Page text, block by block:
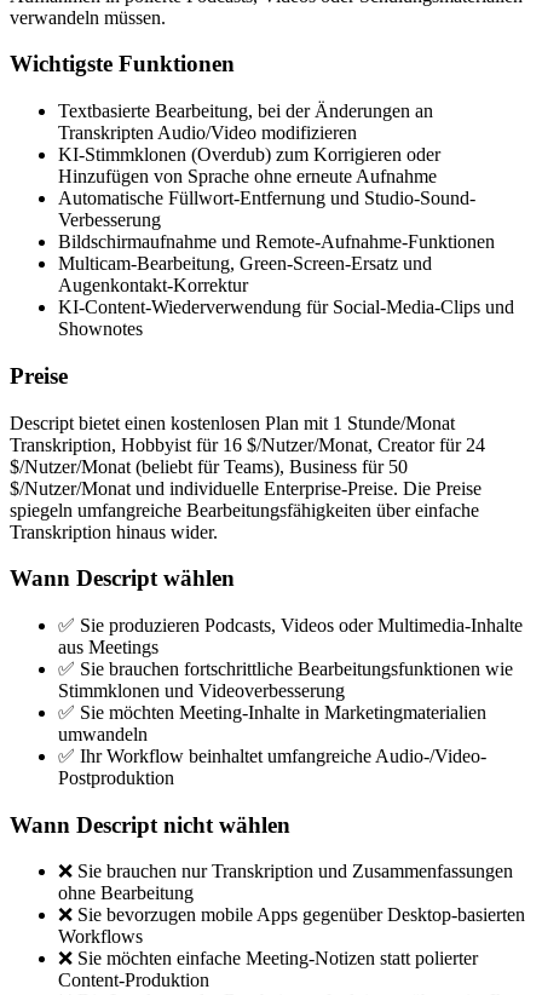
verwandeln müssen.
Wichtigste Funktionen
Textbasierte Bearbeitung, bei der Änderungen an
Transkripten Audio/Video modifizieren
KI-Stimmklonen (Overdub) zum Korrigieren oder
Hinzufügen von Sprache ohne erneute Aufnahme
Automatische Füllwort-Entfernung und Studio-Sound-
Verbesserung
Bildschirmaufnahme und Remote-Aufnahme-Funktionen
Multicam-Bearbeitung, Green-Screen-Ersatz und
Augenkontakt-Korrektur
KI-Content-Wiederverwendung für Social-Media-Clips und
Shownotes
Preise
Descript bietet einen kostenlosen Plan mit 1 Stunde/Monat
Transkription, Hobbyist für 16 $/Nutzer/Monat, Creator für 24
$/Nutzer/Monat (beliebt für Teams), Business für 50
$/Nutzer/Monat und individuelle Enterprise-Preise. Die Preise
spiegeln umfangreiche Bearbeitungsfähigkeiten über einfache
Transkription hinaus wider.
Wann Descript wählen
✅ Sie produzieren Podcasts, Videos oder Multimedia-Inhalte
aus Meetings
✅ Sie brauchen fortschrittliche Bearbeitungsfunktionen wie
Stimmklonen und Videoverbesserung
✅ Sie möchten Meeting-Inhalte in Marketingmaterialien
umwandeln
✅ Ihr Workflow beinhaltet umfangreiche Audio-/Video-
Postproduktion
Wann Descript nicht wählen
❌ Sie brauchen nur Transkription und Zusammenfassungen
ohne Bearbeitung
❌ Sie bevorzugen mobile Apps gegenüber Desktop-basierten
Workflows
❌ Sie möchten einfache Meeting-Notizen statt polierter
Content-Produktion